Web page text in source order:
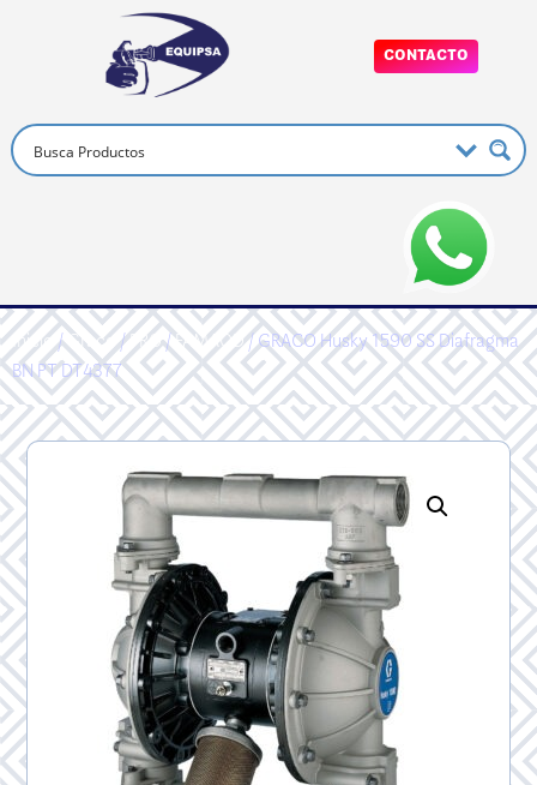
CONTACTO
Inicio/Graco/PRO/FAMAOD/ GRACO Husky 1590 SS Diafragma
BN PT DT4377